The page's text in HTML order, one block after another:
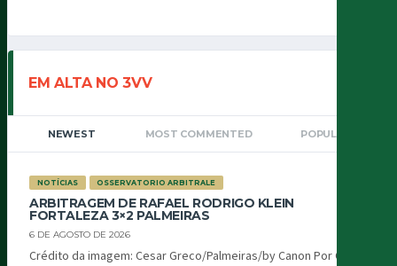
EM ALTA NO 3VV
NEWEST MOST COMMENTED POPULAR
NOTÍCIAS OSSERVATORIO ARBITRALE
ARBITRAGEM DE RAFAEL RODRIGO KLEIN
FORTALEZA 3×2 PALMEIRAS
6 DE AGOSTO DE 2026
Crédito da imagem: Cesar Greco/Palmeiras/by Canon Por Oiti...